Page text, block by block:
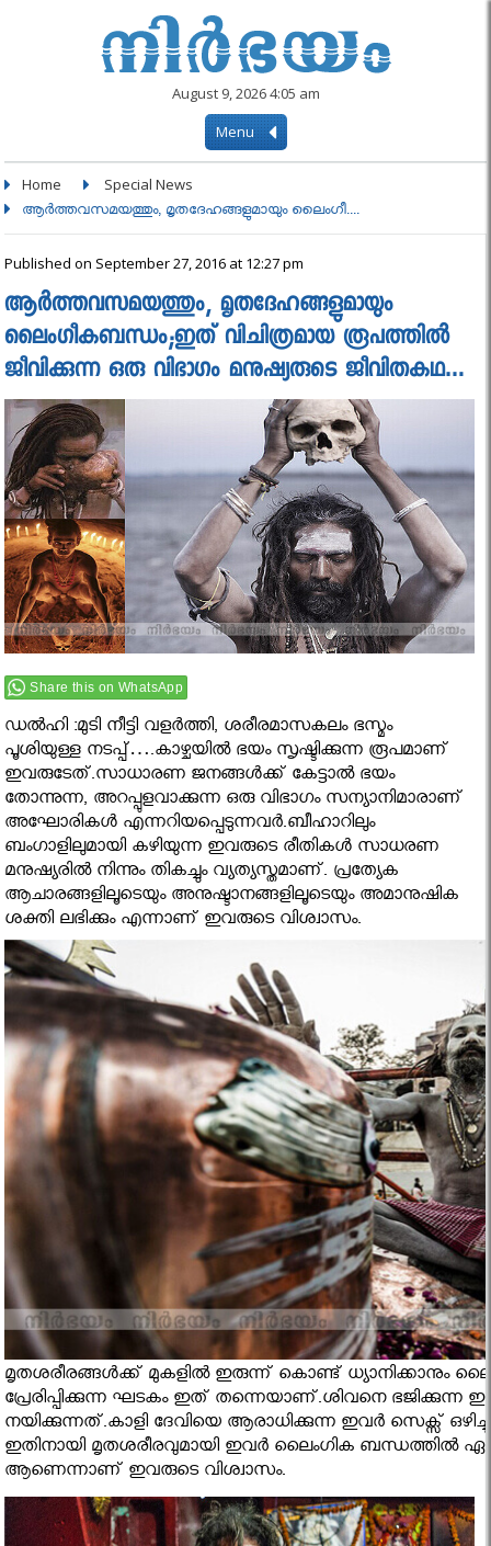
August 9, 2026 4:05 am
Menu
Home Special News
ആര്‍ത്തവസമയത്തും, മൃതദേഹങ്ങളുമായും ലൈംഗീ....
Published on September 27, 2016 at 12:27 pm
ആര്‍ത്തവസമയത്തും, മൃതദേഹങ്ങളുമായും
ലൈംഗീകബന്ധം;ഇത് വിചിത്രമായ രൂപത്തില്‍
ജീവിക്കുന്ന ഒരു വിഭാഗം മനുഷ്യരുടെ ജീവിതകഥ…
Share this on WhatsApp
ഡല്‍ഹി :മുടി നീട്ടി വളര്‍ത്തി, ശരീരമാസകലം ഭസ്മം
പൂശിയുള്ള നടപ്പ്….കാഴ്ചയില്‍ ഭയം സൃഷ്ടിക്കുന്ന രൂപമാണ്
ഇവരുടേത്.സാധാരണ ജനങ്ങള്‍ക്ക് കേട്ടാല്‍ ഭയം
തോന്നുന്ന, അറപ്പുളവാക്കുന്ന ഒരു വിഭാഗം സന്യാനിമാരാണ്
അഘോരികള്‍ എന്നറിയപ്പെടുന്നവര്‍.ബീഹാറിലും
ബംഗാളിലുമായി കഴിയുന്ന ഇവരുടെ രീതികള്‍ സാധരണ
മനുഷ്യരില്‍ നിന്നും തികച്ചും വ്യത്യസ്തമാണ്. പ്രത്യേക
ആചാരങ്ങളിലൂടെയും അനുഷ്ടാനങ്ങളിലൂടെയും അമാനുഷിക
ശക്തി ലഭിക്കും എന്നാണ് ഇവരുടെ വിശ്വാസം.
മൃതശരീരങ്ങള്‍ക്ക് മുകളില്‍ ഇരുന്ന് കൊണ്ട് ധ്യാനിക്കാനും
പ്രേരിപ്പിക്കുന്ന ഘടകം ഇത് തന്നെയാണ്.ശിവനെ ഭജിക്കുന്ന
നയിക്കുന്നത്.കാളി ദേവിയെ ആരാധിക്കുന്ന ഇവര്‍ സെക്സ്
ഇതിനായി മൃതശരീരവുമായി ഇവര്‍ ലൈംഗിക ബന്ധത്തില്‍
ആണെന്നാണ് ഇവരുടെ വിശ്വാസം.